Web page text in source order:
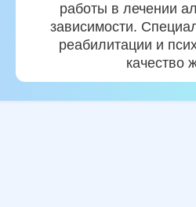
работы в лечении
зависимости.
реабилитации и
качество